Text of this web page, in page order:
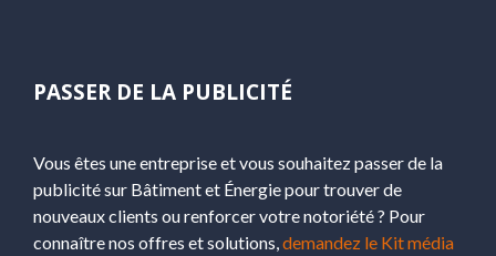
PASSER DE LA PUBLICITÉ
Vous êtes une entreprise et vous souhaitez passer de la
publicité sur Bâtiment et Énergie pour trouver de
nouveaux clients ou renforcer votre notoriété ? Pour
connaître nos offres et solutions,demandez le Kit média